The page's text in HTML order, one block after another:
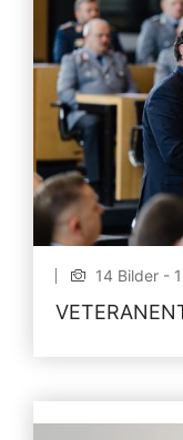
14 Bilder -